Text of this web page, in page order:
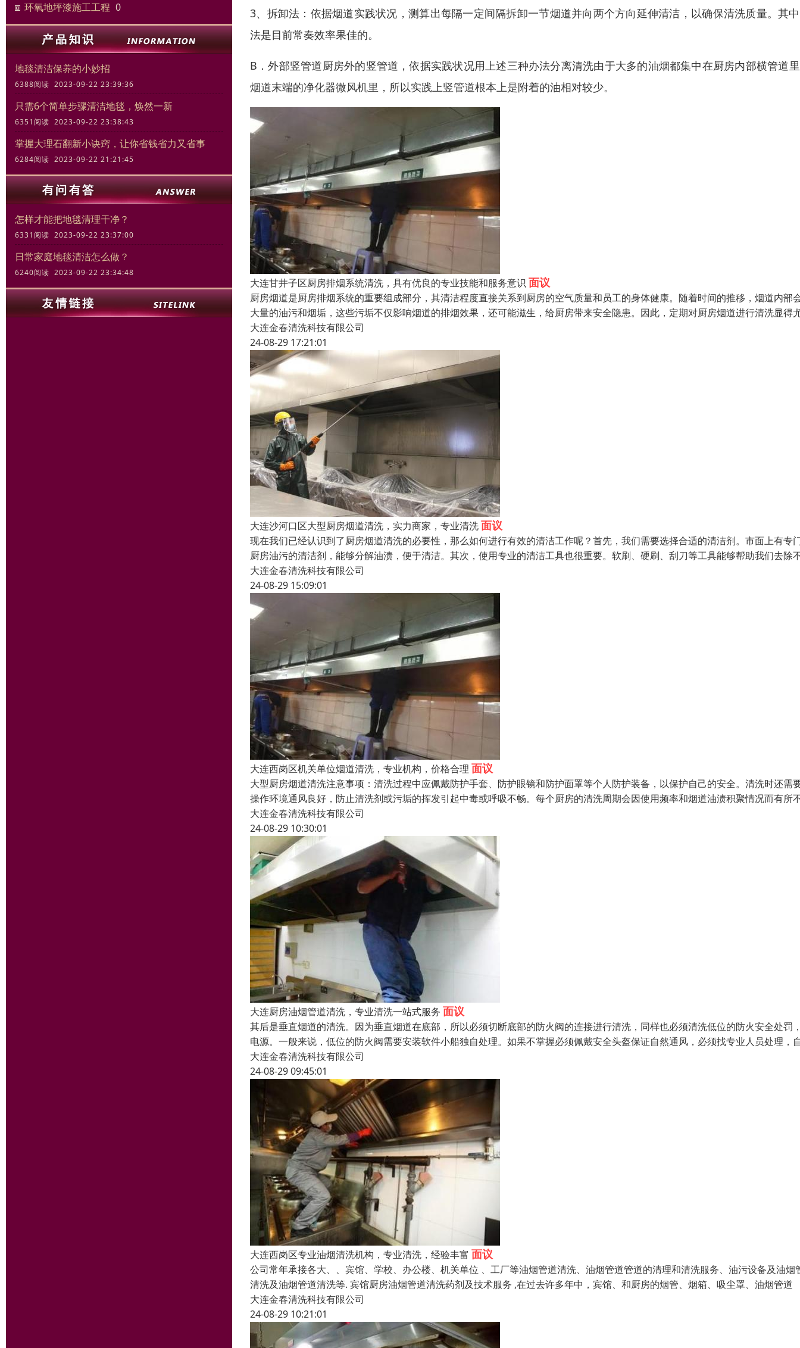
环氧地坪漆施工工程 0
地毯清洁保养的小妙招
6388阅读 2023-09-22 23:39:36
只需6个简单步骤清洁地毯，焕然一新
6351阅读 2023-09-22 23:38:43
掌握大理石翻新小诀窍，让你省钱省力又省事
6284阅读 2023-09-22 21:21:45
怎样才能把地毯清理干净？
6331阅读 2023-09-22 23:37:00
日常家庭地毯清洁怎么做？
6240阅读 2023-09-22 23:34:48
3、拆卸法：依据烟道实践状况，测算出每隔一定间隔拆卸一节烟道并向两个方向延伸清洁，以确保清洗质量。其
法是目前常奏效率果佳的。
B．外部竖管道厨房外的竖管道，依据实践状况用上述三种办法分离清洗由于大多的油烟都集中在厨房内部横管道
烟道末端的净化器微风机里，所以实践上竖管道根本上是附着的油相对较少。
大连甘井子区厨房排烟系统清洗，具有优良的专业技能和服务意识 面议
厨房烟道是厨房排烟系统的重要组成部分，其清洁程度直接关系到厨房的空气质量和员工的身体健康。随着时间的推移，烟道内部
大量的油污和烟垢，这些污垢不仅影响烟道的排烟效果，还可能滋生，给厨房带来安全隐患。因此，定期对厨房烟道进行清洗显得
大连金春清洗科技有限公司
24-08-29 17:21:01
大连沙河口区大型厨房烟道清洗，实力商家，专业清洗面议
现在我们已经认识到了厨房烟道清洗的必要性，那么如何进行有效的清洁工作呢？首先，我们需要选择合适的清洁剂。市面上有专
厨房油污的清洁剂，能够分解油渍，便于清洁。其次，使用专业的清洁工具也很重要。软刷、硬刷、刮刀等工具能够帮助我们去除
大连金春清洗科技有限公司
24-08-29 15:09:01
大连西岗区机关单位烟道清洗，专业机构，价格合理 面议
大型厨房烟道清洗注意事项：清洗过程中应佩戴防护手套、防护眼镜和防护面罩等个人防护装备，以保护自己的安全。清洗时还需
操作环境通风良好，防止清洗剂或污垢的挥发引起中毒或呼吸不畅。每个厨房的清洗周期会因使用频率和烟道油渍积聚情况而有所
大连金春清洗科技有限公司
24-08-29 10:30:01
大连厨房油烟管道清洗，专业清洗一站式服务 面议
其后是垂直烟道的清洗。因为垂直烟道在底部，所以必须切断底部的防火阀的连接进行清洗，同样也必须清洗低位的防火安全处罚
电源。一般来说，低位的防火阀需要安装软件小船独自处理。如果不掌握必须佩戴安全头盔保证自然通风，必须找专业人员处理，
大连金春清洗科技有限公司
24-08-29 09:45:01
大连西岗区专业油烟清洗机构，专业清洗，经验丰富 面议
公司常年承接各大、、宾馆、学校、办公楼、机关单位 、工厂等油烟管道清洗、油烟管道管道的清理和清洗服务、油污设备及油烟
清洗及油烟管道清洗等. 宾馆厨房油烟管道清洗药剂及技术服务 ,在过去许多年中，宾馆、和厨房的烟管、烟箱、吸尘罩、油烟管道
大连金春清洗科技有限公司
24-08-29 10:21:01